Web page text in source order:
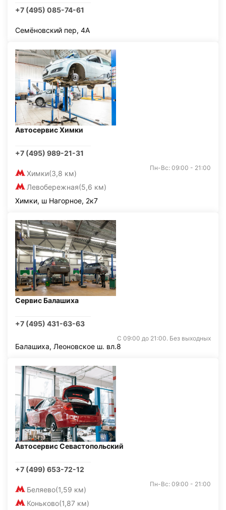
+7 (495) 085-74-61
Семёновский пер, 4А
Автосервис Химки
+7 (495) 989-21-31
Химки(3,8 км)
Левобережная(5,6 км)
Пн-Вс: 09:00 - 21:00
Химки, ш Нагорное, 2к7
Сервис Балашиха
+7 (495) 431-63-63
С 09:00 до 21:00. Без выходных
Балашиха, Леоновское ш. вл.8
Автосервис Севастопольский
+7 (499) 653-72-12
Беляево(1,59 км)
Коньково(1,87 км)
Пн-Вс: 09:00 - 21:00